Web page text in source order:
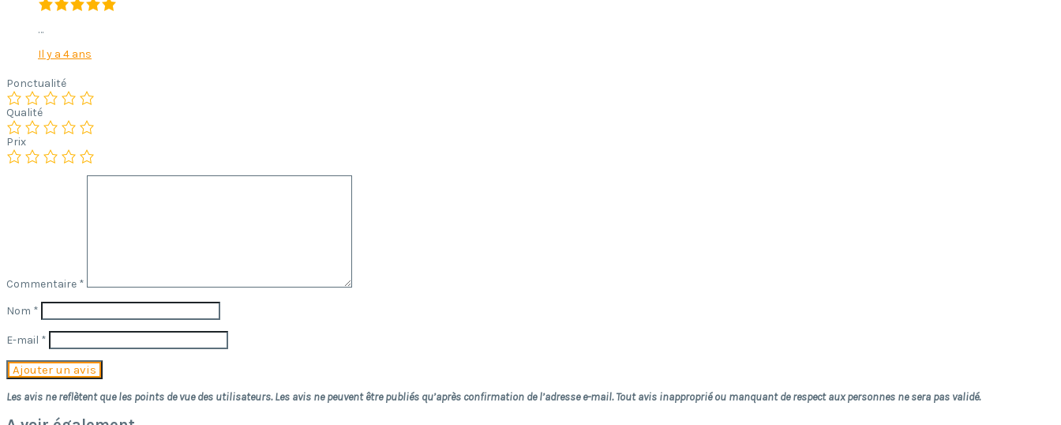
…
Il y a 4 ans
Ponctualité
Qualité
Prix
Commentaire *
Nom *
E-mail *
Les avis ne reflètent que les points de vue des utilisateurs. Les avis ne peuvent être publiés qu’après confirmation de l’adresse e-mail. Tout avis inapproprié ou manquant de respect aux personnes ne sera pas validé.